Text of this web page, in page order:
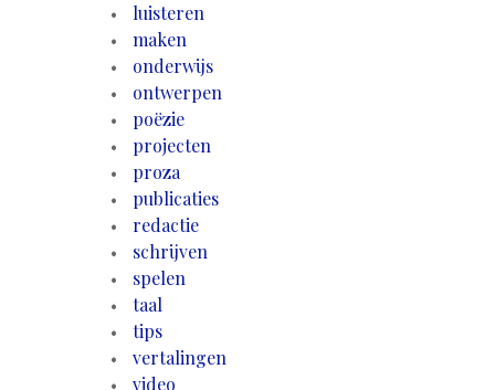
luisteren
maken
onderwijs
ontwerpen
poëzie
projecten
proza
publicaties
redactie
schrijven
spelen
taal
tips
vertalingen
video